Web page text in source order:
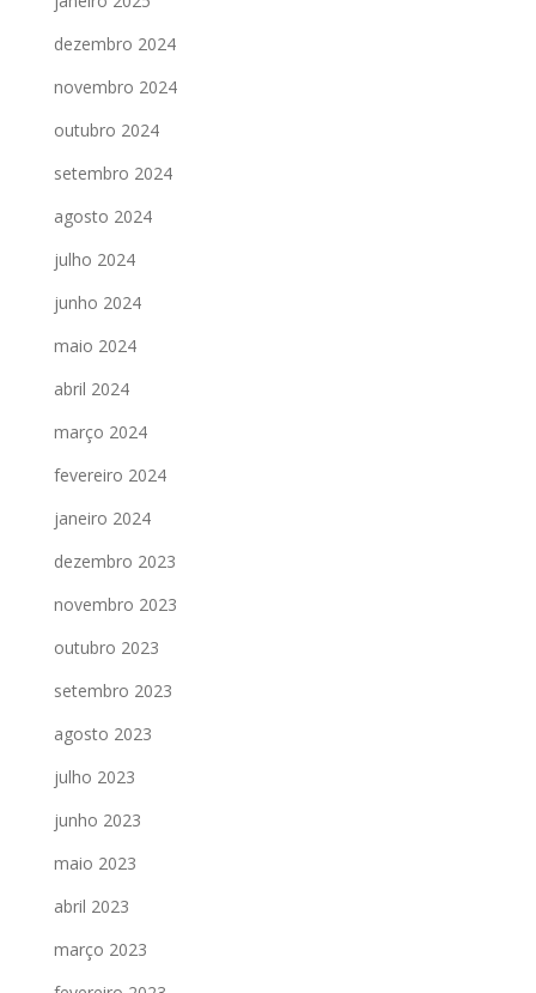
dezembro 2024
novembro 2024
outubro 2024
setembro 2024
agosto 2024
julho 2024
junho 2024
maio 2024
abril 2024
março 2024
fevereiro 2024
janeiro 2024
dezembro 2023
novembro 2023
outubro 2023
setembro 2023
agosto 2023
julho 2023
junho 2023
maio 2023
abril 2023
março 2023